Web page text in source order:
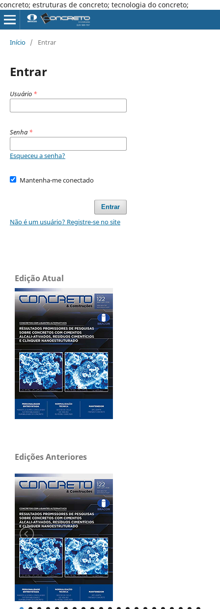
concreto; estruturas de concreto; tecnologia do concreto;
Início / Entrar
Entrar
Usuário *
Senha *
Esqueceu a senha?
Mantenha-me conectado
Entrar
Não é um usuário? Registre-se no site
Edição Atual
Edições Anteriores